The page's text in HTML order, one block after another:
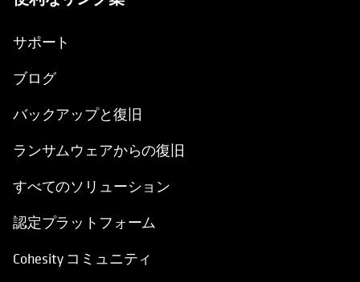
サポート
ブログ
バックアップと復旧
ランサムウェアからの復旧
すべてのソリューション
認定プラットフォーム
Cohesity コミュニティ